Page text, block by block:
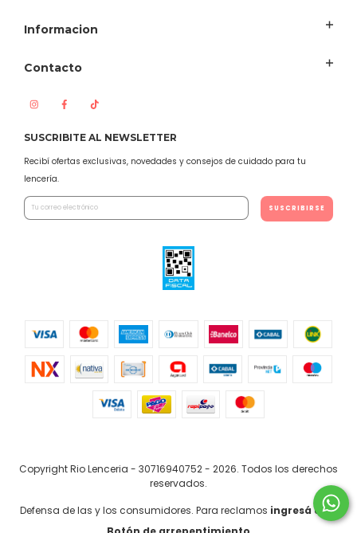
Informacion
Contacto
SUSCRIBITE AL NEWSLETTER
Recibí ofertas exclusivas, novedades y consejos de cuidado para tu
lencería.
Copyright Rio Lenceria - 30716940752 - 2026. Todos los derechos
reservados.
Defensa de las y los consumidores. Para reclamos ingresá acá.